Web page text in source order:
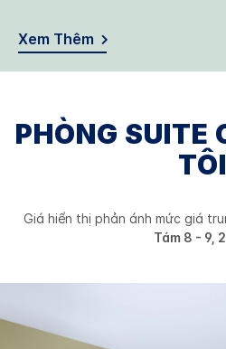
Xem Thêm
PHÒNG SUITE
TÔI
Giá hiển thị phản ánh mức giá
Tám 8 - 9,